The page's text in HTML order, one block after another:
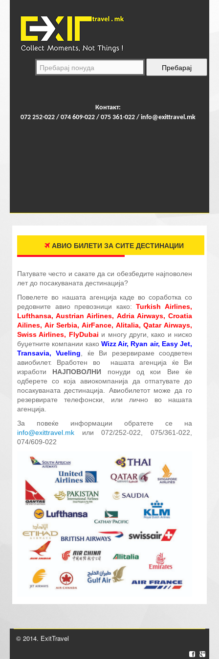
Контакт:
072 252-022 / 074 609-022 / 075 361-022 / info@exittravel.mk
АВИО БИЛЕТИ ЗА СИТЕ ДЕСТИНАЦИИ
Патувате често и сакате да си обезбедите најповолен
лет до посакуваната дестинација?
Повелете во нашата агенција каде во соработка со
редовните авио превозници како:Turkish Airlines,
Lufthansa, Austrian Airlines, Adria Airways, Croatia
Ailines, Air Serbia, AirFance, Alitalia, Qatar Airways,
Swiss Airlines, FlyDubai и многу други, како и ниско
буџетните компании какоWizz Air, Ryan air, Easy Jet,
Transavia, Vueling , ќе Ви резервираме соодветен
авиобилет. Вработен во нашата агенција ќе Ви
изработи НАЈПОВОЛНИ понуди од кои Вие ќе
одберете со која авиокомпанија да отпатувате до
посакуваната дестинација. Авиобилетот може да го
резервирате телефонски, или лично во нашата
агенција.
За повеќе информации обратете се на
info@exittravel.mk или 072/252-022, 075/361-022,
074/609-022
© 2014. ExitTravel